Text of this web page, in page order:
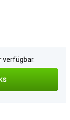
verfügbar.